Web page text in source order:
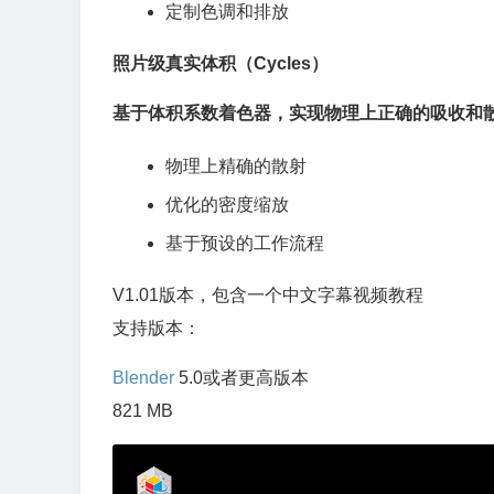
定制色调和排放
照片级真实体积（Cycles）
基于体积系数着色器，实现物理上正确的吸收和
物理上精确的散射
优化的密度缩放
基于预设的工作流程
V1.01版本，包含一个中文字幕视频教程
支持版本：
Blender 5.0或者更高版本
821 MB